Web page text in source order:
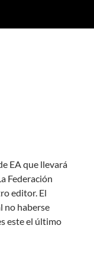
EA que llevará
Federación
editor. El
no haberse
este el último